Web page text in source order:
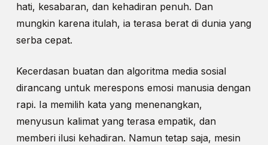
hati, kesabaran, dan kehadiran penuh. Dan
mungkin karena itulah, ia terasa berat di dunia yang
serba cepat.
Kecerdasan buatan dan algoritma media sosial
dirancang untuk merespons emosi manusia dengan
rapi. Ia memilih kata yang menenangkan,
menyusun kalimat yang terasa empatik, dan
memberi ilusi kehadiran. Namun tetap saja, mesin